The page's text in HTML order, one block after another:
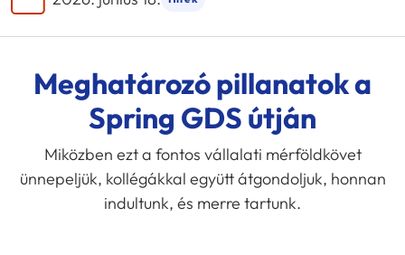
Meghatározó pillanatok a
Spring GDS útján
Miközben ezt a fontos vállalati mérföldkövet
ünnepeljük, kollégákkal együtt átgondoljuk, honnan
indultunk, és merre tartunk.